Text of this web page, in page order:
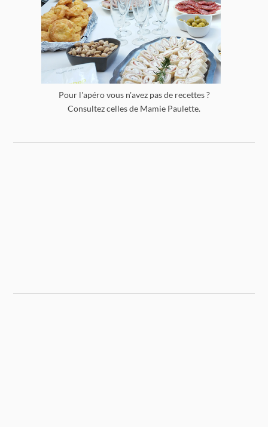
Pour l'apéro vous n'avez pas de recettes ?
Consultez celles de Mamie Paulette.